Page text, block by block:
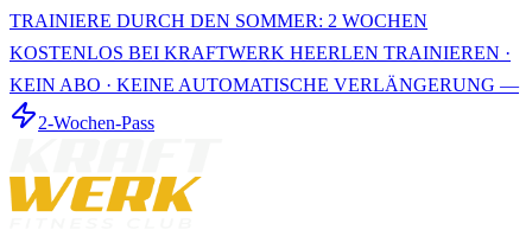
TRAINIERE DURCH DEN SOMMER: 2 WOCHEN
KOSTENLOS BEI KRAFTWERK HEERLEN TRAINIEREN ·
KEIN ABO · KEINE AUTOMATISCHE VERLÄNGERUNG —
2-Wochen-Pass